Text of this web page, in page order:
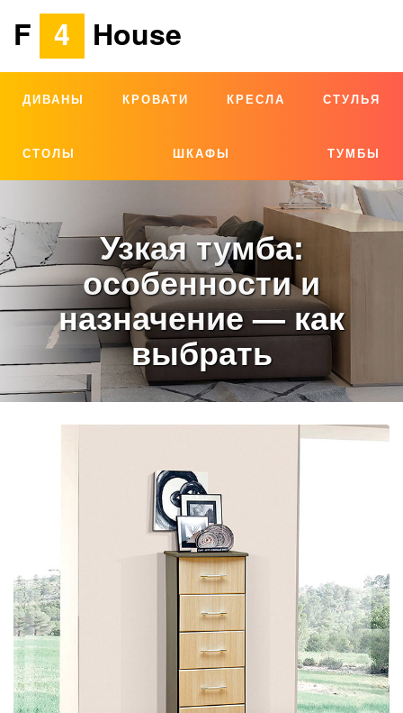
F 4 House
ДИВАНЫ КРОВАТИ КРЕСЛА СТУЛЬЯ
СТОЛЫ ШКАФЫ ТУМБЫ
Узкая тумба:
особенности и
назначение — как
выбрать